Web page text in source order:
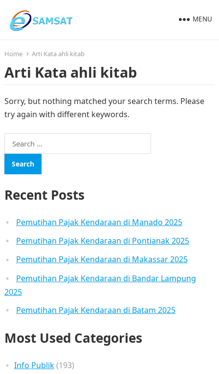
MENU
Home Arti Kata ahli kitab
Arti Kata ahli kitab
Sorry, but nothing matched your search terms. Please
try again with different keywords.
Search
for:
Recent Posts
Pemutihan Pajak Kendaraan di Manado 2025
Pemutihan Pajak Kendaraan di Pontianak 2025
Pemutihan Pajak Kendaraan di Makassar 2025
Pemutihan Pajak Kendaraan di Bandar Lampung
2025
Pemutihan Pajak Kendaraan di Batam 2025
Most Used Categories
Info Publik(193)